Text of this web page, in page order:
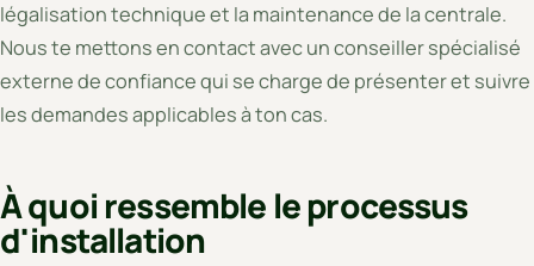
légalisation technique et la maintenance de la centrale.
Nous te mettons en contact avec un conseiller spécialisé
externe de confiance qui se charge de présenter et suivre
les demandes applicables à ton cas.
À quoi ressemble le processus
d'installation